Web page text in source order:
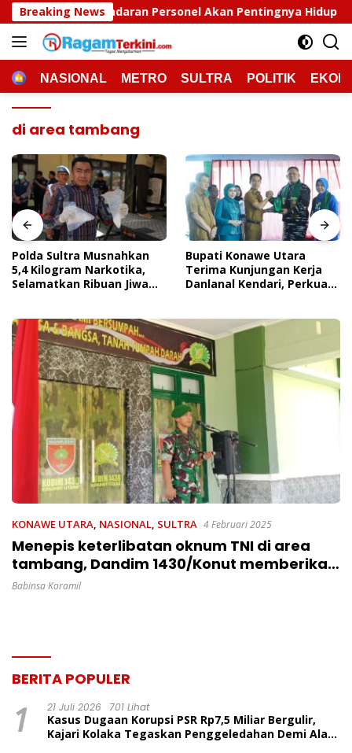
Langsung
ke
konten
Breaking News
Personel Akan Pentingnya Hidup Sehat Polda
HOMENASIONAL METRO SULTRA POLITIK
di area tambang
Polda Sultra Musnahkan
5,4 Kilogram Narkotika,
Selamatkan Ribuan Jiwa
Bupati Konawe Utara
Terima Kunjungan Kerja
Danlanal Kendari, Perkuat
KONAWE UTARA, NASIONAL, SULTRA 4 Februari 2025
Menepis keterlibatan oknum TNI di area
tambang, Dandim 1430/Konut memberikan
klarifikasi
Babinsa Koramil
BERITA POPULER
1 21 Juli 2026 701 Lihat
Kasus Dugaan Korupsi PSR Rp7,5 Miliar Bergulir,
Kajari Kolaka Tegaskan Penggeledahan Demi Alat